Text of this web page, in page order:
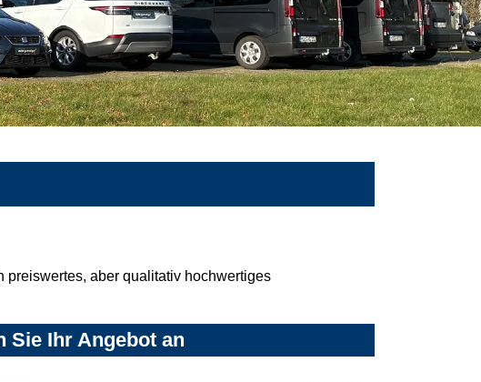
aber qualitativ hochwertiges
Sie Ihr Angebot an